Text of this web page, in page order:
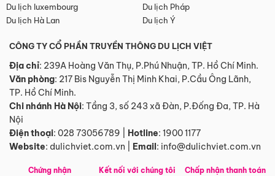
Du lịch luxembourg
Du lịch Pháp
Du lịch Hà Lan
Du lịch Ý
CÔNG TY CỔ PHẦN TRUYỀN THÔNG DU LỊCH VIỆT
Địa chỉ: 239A Hoàng Văn Thụ, P.Phú Nhuận, TP. Hồ Chí Minh.
Văn phòng: 217 Bis Nguyễn Thị Minh Khai, P.Cầu Ông Lãnh,
TP. Hồ Chí Minh.
Chi nhánh Hà Nội: Tầng 3, số 243 xã Đàn, P.Đống Đa, TP. Hà
Nội
Điện thoại: 028 73056789 Hotline: 1900 1177
Website: dulichviet.com.vn Email: info@dulichviet.com.vn
Chứng nhận Kết nối với chúng tôi Chấp nhận thanh toán